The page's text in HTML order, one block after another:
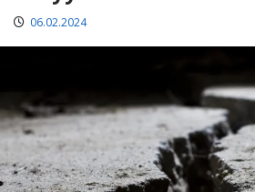
06.02.2024